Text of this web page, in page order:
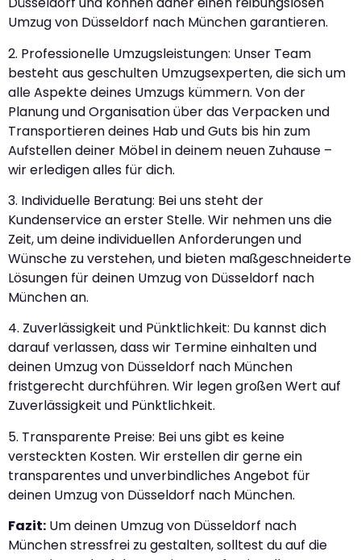
Umzug von Düsseldorf nach München garantieren.
2. Professionelle Umzugsleistungen: Unser Team
besteht aus geschulten Umzugsexperten, die sich um
alle Aspekte deines Umzugs kümmern. Von der
Planung und Organisation über das Verpacken und
Transportieren deines Hab und Guts bis hin zum
Aufstellen deiner Möbel in deinem neuen Zuhause –
wir erledigen alles für dich.
3. Individuelle Beratung: Bei uns steht der
Kundenservice an erster Stelle. Wir nehmen uns die
Zeit, um deine individuellen Anforderungen und
Wünsche zu verstehen, und bieten maßgeschneiderte
Lösungen für deinen Umzug von Düsseldorf nach
München an.
4. Zuverlässigkeit und Pünktlichkeit: Du kannst dich
darauf verlassen, dass wir Termine einhalten und
deinen Umzug von Düsseldorf nach München
fristgerecht durchführen. Wir legen großen Wert auf
Zuverlässigkeit und Pünktlichkeit.
5. Transparente Preise: Bei uns gibt es keine
versteckten Kosten. Wir erstellen dir gerne ein
transparentes und unverbindliches Angebot für
deinen Umzug von Düsseldorf nach München.
Fazit: Um deinen Umzug von Düsseldorf nach
München stressfrei zu gestalten, solltest du auf die